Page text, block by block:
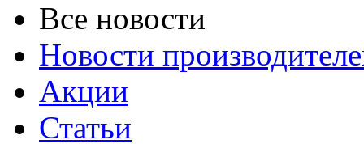
Все новости
Новости
Акции
Статьи